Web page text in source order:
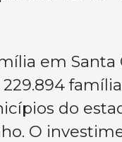
em Santa
do
O